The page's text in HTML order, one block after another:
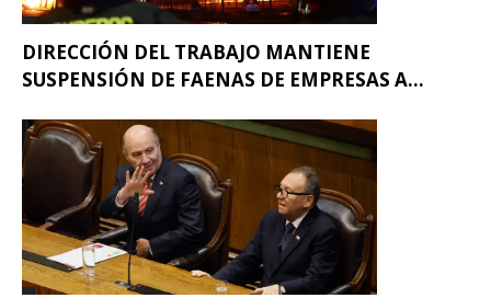
DIRECCIÓN DEL TRABAJO MANTIENE
SUSPENSIÓN DE FAENAS DE EMPRESAS A...